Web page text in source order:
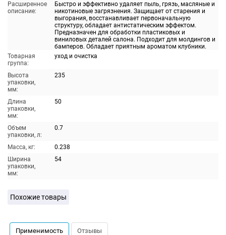
Расширенное
описание:
Быстро и эффективно удаляет пыль, грязь, масляные и
никотиновые загрязнения. Защищает от старения и
выгорания, восстанавливает первоначальную
структуру, обладает антистатическим эффектом.
Предназначен для обработки пластиковых и
виниловых деталей салона. Подходит для молдингов и
бамперов. Обладает приятным ароматом клубники.
Товарная
группа:
уход и очистка
Высота
упаковки,
мм:
235
Длина
упаковки,
мм:
50
Объем
упаковки, л:
0.7
Масса, кг:
0.238
Ширина
упаковки,
мм:
54
Похожие товары
Применимость Отзывы